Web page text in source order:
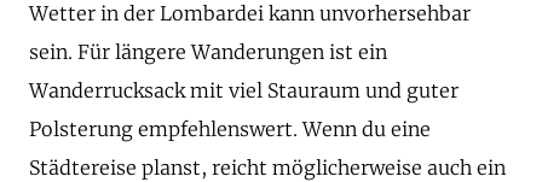
Wetter in der Lombardei kann unvorhersehbar
sein. Für längere Wanderungen ist ein
Wanderrucksack mit viel Stauraum und guter
Polsterung empfehlenswert. Wenn du eine
Städtereise planst, reicht möglicherweise auch ein